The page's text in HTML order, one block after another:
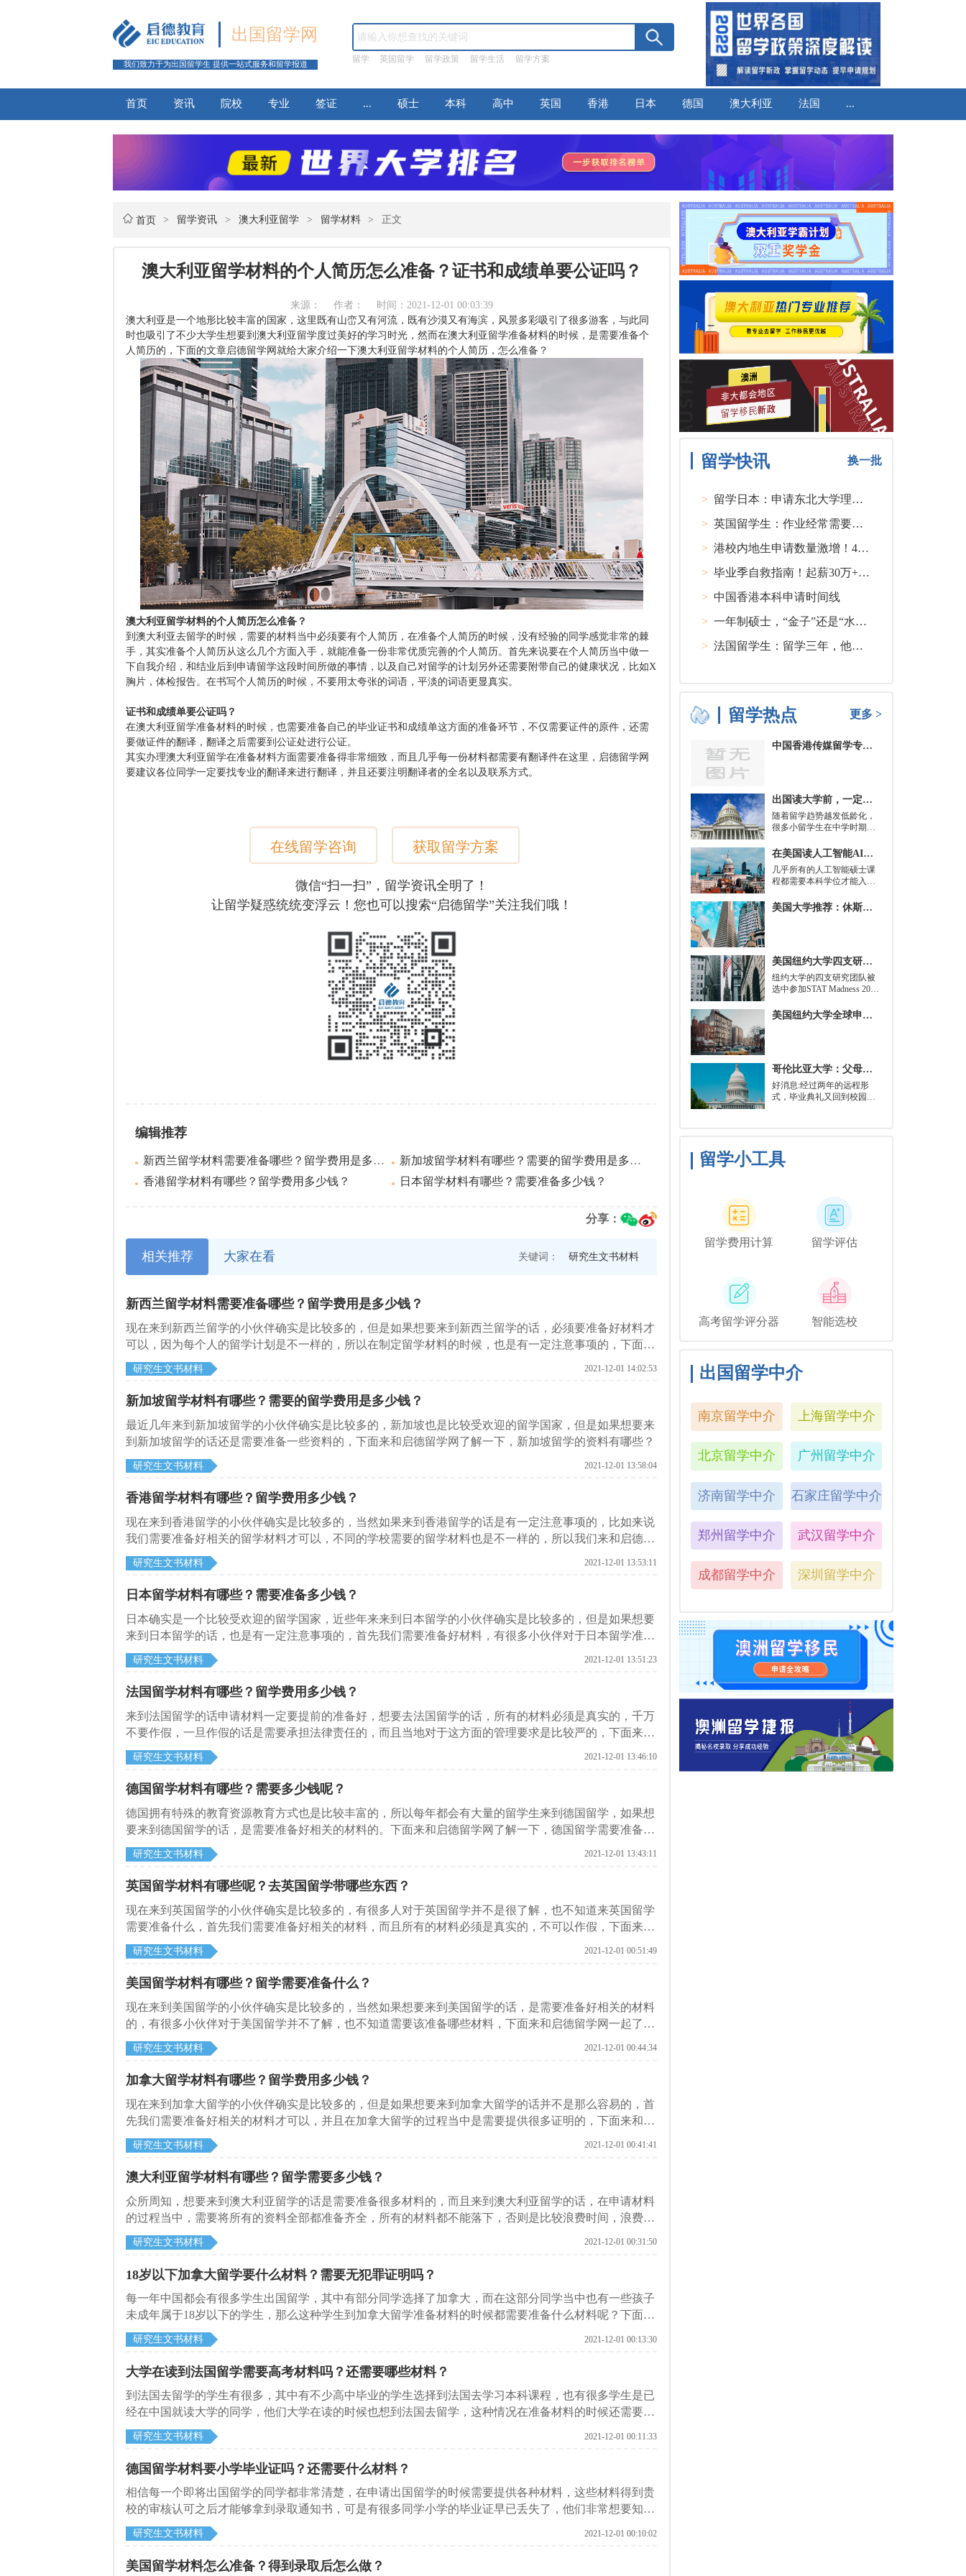
出国留学网
我们致力于为出国留学生 提供一站式服务和留学报道 留学 英国留学 留学政策 留学生活 留学方案
首页 资讯 院校 专业 签证 ... 硕士 本科 高中 英国 香港 日本 德国 澳大利亚 法国 ...
首页 > 留学资讯 > 澳大利亚留学 > 留学材料 > 正文
澳大利亚留学材料的个人简历怎么准备？证书和成绩单要公证吗？
来源： 作者： 时间：2021-12-01 00:03:39
澳大利亚是一个地形比较丰富的国家，这里既有山峦又有河流，既有沙漠又有海滨，风景多彩吸引了很多游客，与此同
时也吸引了不少大学生想要到澳大利亚留学度过美好的学习时光，然而在澳大利亚留学准备材料的时候，是需要准备个
人简历的，下面的文章启德留学网就给大家介绍一下澳大利亚留学材料的个人简历，怎么准备？
澳大利亚留学材料的个人简历怎么准备？
到澳大利亚去留学的时候，需要的材料当中必须要有个人简历，在准备个人简历的时候，没有经验的同学感觉非常的棘
手，其实准备个人简历从这么几个方面入手，就能准备一份非常优质完善的个人简历。首先来说要在个人简历当中做一
下自我介绍，和结业后到申请留学这段时间所做的事情，以及自己对留学的计划另外还需要附带自己的健康状况，比如X
胸片，体检报告。在书写个人简历的时候，不要用太夸张的词语，平淡的词语更显真实。
证书和成绩单要公证吗？
在澳大利亚留学准备材料的时候，也需要准备自己的毕业证书和成绩单这方面的准备环节，不仅需要证件的原件，还需
要做证件的翻译，翻译之后需要到公证处进行公证。
其实办理澳大利亚留学在准备材料方面需要准备得非常细致，而且几乎每一份材料都需要有翻译件在这里，启德留学网
要建议各位同学一定要找专业的翻译来进行翻译，并且还要注明翻译者的全名以及联系方式。
在线留学咨询 获取留学方案
微信“扫一扫”，留学资讯全明了！
让留学疑惑统统变浮云！您也可以搜索“启德留学”关注我们哦！
编辑推荐
新西兰留学材料需要准备哪些？留学费用是多少钱？
新加坡留学材料有哪些？需要的留学费用是多少钱？
香港留学材料有哪些？留学费用多少钱？
日本留学材料有哪些？需要准备多少钱？
分享：
相关推荐 大家在看 关键词： 研究生文书材料
新西兰留学材料需要准备哪些？留学费用是多少钱？
​现在来到新西兰留学的小伙伴确实是比较多的，但是如果想要来到新西兰留学的话，必须要准备好材料才
可以，因为每个人的留学计划是不一样的，所以在制定留学材料的时候，也是有一定注意事项的，下面来
和启德留学网了解一下，新西兰留学申请需要有哪些材料？
研究生文书材料 2021-12-01 14:02:53
新加坡留学材料有哪些？需要的留学费用是多少钱？
​最近几年来到新加坡留学的小伙伴确实是比较多的，新加坡也是比较受欢迎的留学国家，但是如果想要来
到新加坡留学的话还是需要准备一些资料的，下面来和启德留学网了解一下，新加坡留学的资料有哪些？
研究生文书材料 2021-12-01 13:58:04
香港留学材料有哪些？留学费用多少钱？
​现在来到香港留学的小伙伴确实是比较多的，当然如果来到香港留学的话是有一定注意事项的，比如来说
我们需要准备好相关的留学材料才可以，不同的学校需要的留学材料也是不一样的，所以我们来和启德留
学网一起了解一下香港留学需要准备什么材料。
研究生文书材料 2021-12-01 13:53:11
日本留学材料有哪些？需要准备多少钱？
​日本确实是一个比较受欢迎的留学国家，近些年来来到日本留学的小伙伴确实是比较多的，但是如果想要
来到日本留学的话，也是有一定注意事项的，首先我们需要准备好材料，有很多小伙伴对于日本留学准备
的材料并不了解，下面来和启德留学网了解一下，来日本留学需要准备哪些材料？
研究生文书材料 2021-12-01 13:51:23
法国留学材料有哪些？留学费用多少钱？
​来到法国留学的话申请材料一定要提前的准备好，想要去法国留学的话，所有的材料必须是真实的，千万
不要作假，一旦作假的话是需要承担法律责任的，而且当地对于这方面的管理要求是比较严的，下面来和
启德留学网了解一下法国留学材料有哪些？
研究生文书材料 2021-12-01 13:46:10
德国留学材料有哪些？需要多少钱呢？
​德国拥有特殊的教育资源教育方式也是比较丰富的，所以每年都会有大量的留学生来到德国留学，如果想
要来到德国留学的话，是需要准备好相关的材料的。下面来和启德留学网了解一下，德国留学需要准备哪
些材料呢？
研究生文书材料 2021-12-01 13:43:11
英国留学材料有哪些呢？去英国留学带哪些东西？
​现在来到英国留学的小伙伴确实是比较多的，有很多人对于英国留学并不是很了解，也不知道来英国留学
需要准备什么，首先我们需要准备好相关的材料，而且所有的材料必须是真实的，不可以作假，下面来和
启德留学网了解一下英国留学材料有哪些。
研究生文书材料 2021-12-01 00:51:49
美国留学材料有哪些？留学需要准备什么？
​现在来到美国留学的小伙伴确实是比较多的，当然如果想要来到美国留学的话，是需要准备好相关的材料
的，有很多小伙伴对于美国留学并不了解，也不知道需要该准备哪些材料，下面来和启德留学网一起了解
一下美国留学材料有哪些。
研究生文书材料 2021-12-01 00:44:34
加拿大留学材料有哪些？留学费用多少钱？
​现在来到加拿大留学的小伙伴确实是比较多的，但是如果想要来到加拿大留学的话并不是那么容易的，首
先我们需要准备好相关的材料才可以，并且在加拿大留学的过程当中是需要提供很多证明的，下面来和启
德留学网了解一下加拿大留学材料证明有哪些。
研究生文书材料 2021-12-01 00:41:41
澳大利亚留学材料有哪些？留学需要多少钱？
众所周知，想要来到澳大利亚留学的话是需要准备很多材料的，而且来到澳大利亚留学的话，在申请材料
的过程当中，需要将所有的资料全部都准备齐全，所有的材料都不能落下，否则是比较浪费时间，浪费力
气的，最后还不容易被通过。下面来和启德留学网了解一下，来到澳大利亚留学需要准备哪些材料？
研究生文书材料 2021-12-01 00:31:50
18岁以下加拿大留学要什么材料？需要无犯罪证明吗？
每一年中国都会有很多学生出国留学，其中有部分同学选择了加拿大，而在这部分同学当中也有一些孩子
未成年属于18岁以下的学生，那么这种学生到加拿大留学准备材料的时候都需要准备什么材料呢？下面就
跟随启德留学网一起来看看吧。
研究生文书材料 2021-12-01 00:13:30
大学在读到法国留学需要高考材料吗？还需要哪些材料？
到法国去留学的学生有很多，其中有不少高中毕业的学生选择到法国去学习本科课程，也有很多学生是已
经在中国就读大学的同学，他们大学在读的时候也想到法国去留学，这种情况在准备材料的时候还需要高
考成绩吗？下面就跟随启德留学网一起来看看吧。
研究生文书材料 2021-12-01 00:11:33
德国留学材料要小学毕业证吗？还需要什么材料？
相信每一个即将出国留学的同学都非常清楚，在申请出国留学的时候需要提供各种材料，这些材料得到贵
校的审核认可之后才能够拿到录取通知书，可是有很多同学小学的毕业证早已丢失了，他们非常想要知道
德国留学材料要小学毕业证吗？下面就跟随启德留学网一起来看看吧。
研究生文书材料 2021-12-01 00:10:02
美国留学材料怎么准备？得到录取后怎么做？
留学快讯 换一批
>
留学日本：申请东北大学理工类硕士课程大多要求先获得教授内诺
>
英国留学生：作业经常需要熬夜完成
>
港校内地生申请数量激增！40人抢1学位？
>
毕业季自救指南！起薪30万+ 不愧是00后都偏爱的留学国家TOP1
> 中国香港本科申请时间线
>
一年制硕士，“金子”还是“水货”？
>
法国留学生：留学三年，他在孤独中找到内心的力量
留学热点 更多 >
中国香港传媒留学专业分类及申请要求
出国读大学前，一定要培养的基本生活技能有哪些？
随着留学趋势越发低龄化，
很多小留学生在中学时期就
其实都是为了大学生活做准
在美国读人工智能AI硕士入学条件及大学推荐
几乎所有的人工智能硕士课
程都需要本科学位才能入
需要特定领域的本科学位。
下，你只需要一个理论基础
就可以开始就读这类项目：
即先参加几门先修课程，通
常包括程序语言，如
Python、微积分和计算机科
学相关课程。
美国大学推荐：休斯顿的大学
美国纽约大学四支研究团队被选中参加STAT Madness 2022竞赛
​纽约大学的四支研究团队被
选中参加STAT Madness 2022
三月疯狂启发的健康和科学
美国纽约大学全球申请群体规模不断扩大
哥伦比亚大学：父母参加毕业典礼可以做什么？
好消息:经过两年的远程形
式，毕业典礼又回到校园了!
旅行，或者如果你想和你的
朋友们共度时光，也许你可
留学小工具
留学费用计算 留学评估
高考留学评分器 智能选校
出国留学中介
南京留学中介 上海留学中介
北京留学中介 广州留学中介
济南留学中介 石家庄留学中介
郑州留学中介 武汉留学中介
成都留学中介 深圳留学中介